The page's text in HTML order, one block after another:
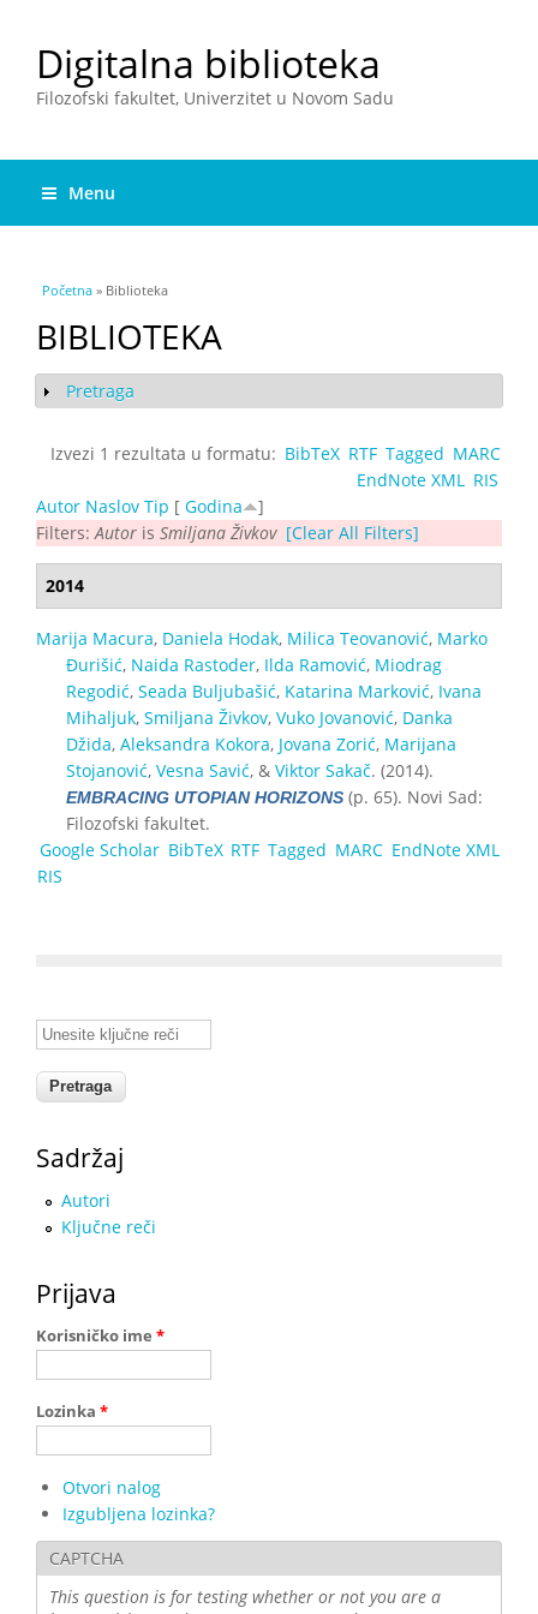
Digitalna biblioteka
Filozofski fakultet, Univerzitet u Novom Sadu
Menu
You are here
Početna » Biblioteka
BIBLIOTEKA
Show
Pretraga
Izvezi 1 rezultata u formatu: BibTeX RTF Tagged MARC
EndNote XML
RIS
Autor Naslov Tip [ Godina
]
Filters: Autor is Smiljana Živkov [Clear All Filters]
2014
Marija Macura, Daniela Hodak, Milica Teovanović, Marko
Đurišić, Naida Rastoder, Ilda Ramović, Miodrag
Regodić, Seada Buljubašić, Katarina Marković, Ivana
Mihaljuk, Smiljana Živkov, Vuko Jovanović, Danka
Džida, Aleksandra Kokora, Jovana Zorić, Marijana
Stojanović, Vesna Savić, & Viktor Sakač. (2014).
EMBRACING UTOPIAN HORIZONS (p. 65). Novi Sad:
Filozofski fakultet.
Google Scholar BibTeX RTF Tagged MARC EndNote XML
RIS
Unesite ključne reči
Sadržaj
Autori
Ključne reči
Prijava
Korisničko ime *
Lozinka *
Otvori nalog
Izgubljena lozinka?
CAPTCHA
This question is for testing whether or not you are a